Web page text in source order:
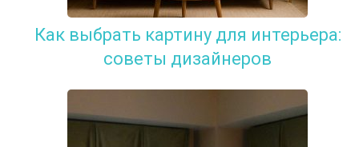
Как выбрать картину для интерьера:
советы дизайнеров